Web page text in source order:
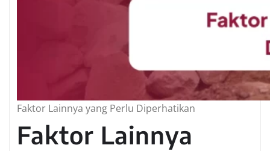
Faktor Lainnya yang Perlu Diperhatikan
Faktor Lainnya